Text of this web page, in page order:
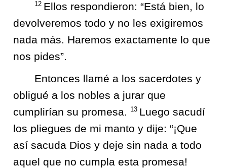
12 Ellos respondieron: “Está bien, lo
devolveremos todo y no les exigiremos
nada más. Haremos exactamente lo que
nos pides”.
Entonces llamé a los sacerdotes y
obligué a los nobles a jurar que
cumplirían su promesa.
13 Luego sacudí
los pliegues de mi manto y dije: “¡Que
así sacuda Dios y deje sin nada a todo
aquel que no cumpla esta promesa!